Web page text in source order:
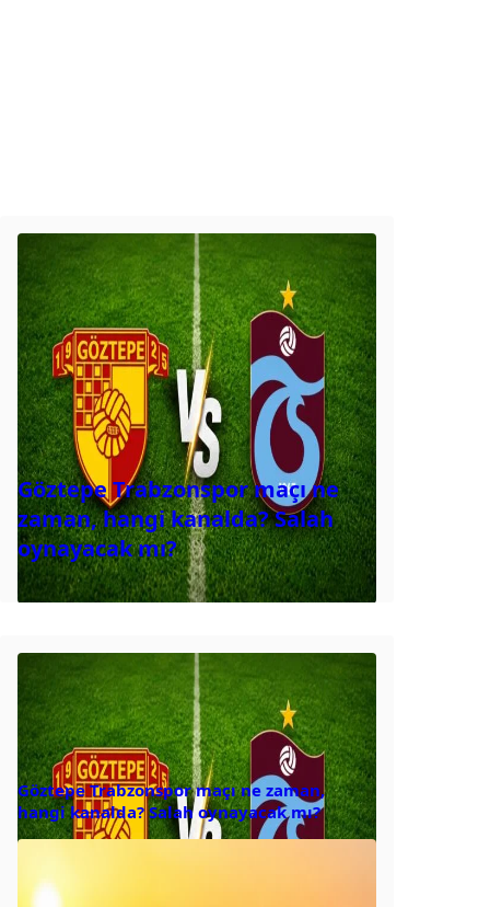
Göztepe Trabzonspor maçı ne
zaman, hangi kanalda? Salah
oynayacak mı?
Göztepe Trabzonspor maçı ne zaman,
hangi kanalda? Salah oynayacak mı?